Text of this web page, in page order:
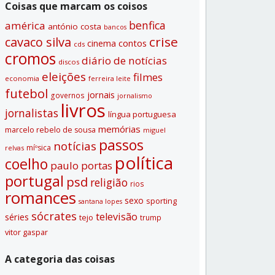
Coisas que marcam os coisos
américa antónio costa bancos benfica
cavaco silva cds cinema contos crise
cromos discos diário de notí­cias
economia eleições ferreira leite filmes
futebol governos jornais jornalismo
jornalistas livros lí­ngua portuguesa
marcelo rebelo de sousa memórias miguel
relvas míºsica notí­cias passos
coelho paulo portas polí­tica
portugal psd religião rios
romances santana lopes sexo sporting
séries sócrates tejo televisão trump
vitor gaspar
A categoria das coisas